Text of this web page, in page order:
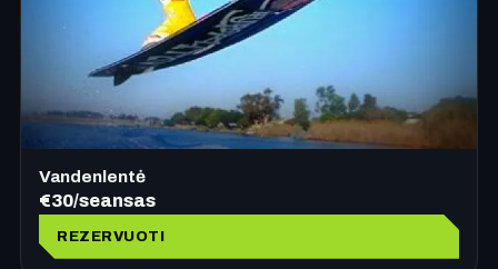
Vandenlentė
€30/seansas
REZERVUOTI